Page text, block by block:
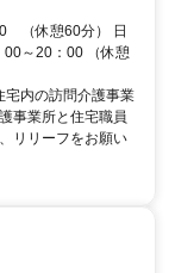
（休憩60分） 日
～20：00 （休憩
宅内の訪問介護事業
事業所と住宅職員
リリーフをお願い